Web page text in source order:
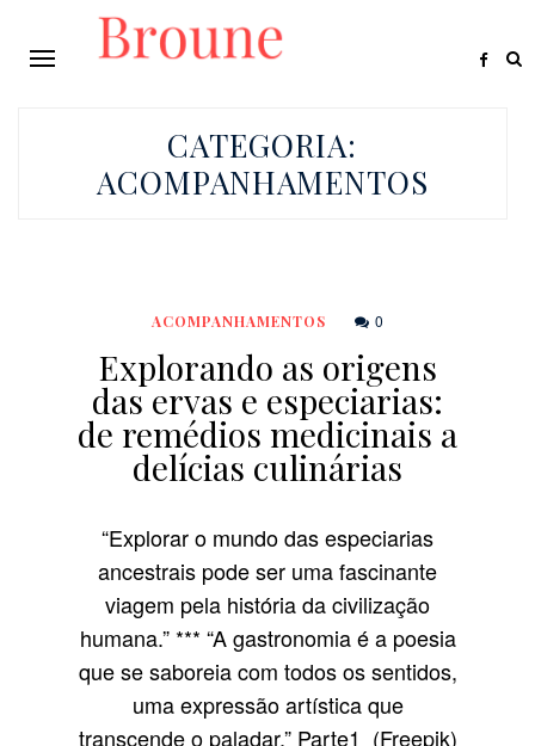
CATEGORIA:
ACOMPANHAMENTOS
ACOMPANHAMENTOS 0
Explorando as origens
das ervas e especiarias:
de remédios medicinais a
delícias culinárias
“Explorar o mundo das especiarias
ancestrais pode ser uma fascinante
viagem pela história da civilização
humana.” *** “A gastronomia é a poesia
que se saboreia com todos os sentidos,
uma expressão artística que
transcende o paladar.” Parte1 (Freepik)